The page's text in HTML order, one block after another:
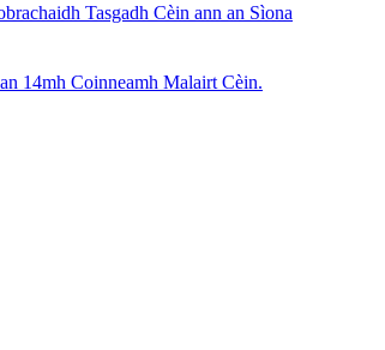
Tasgadh Cèin ann an Sìona
14mh Coinneamh Malairt Cèin.